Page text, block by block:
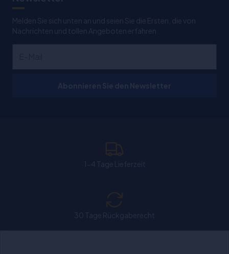
Melden Sie sich unten an und seien Sie die Ersten, die von
Nachrichten und tollen Angeboten erfahren